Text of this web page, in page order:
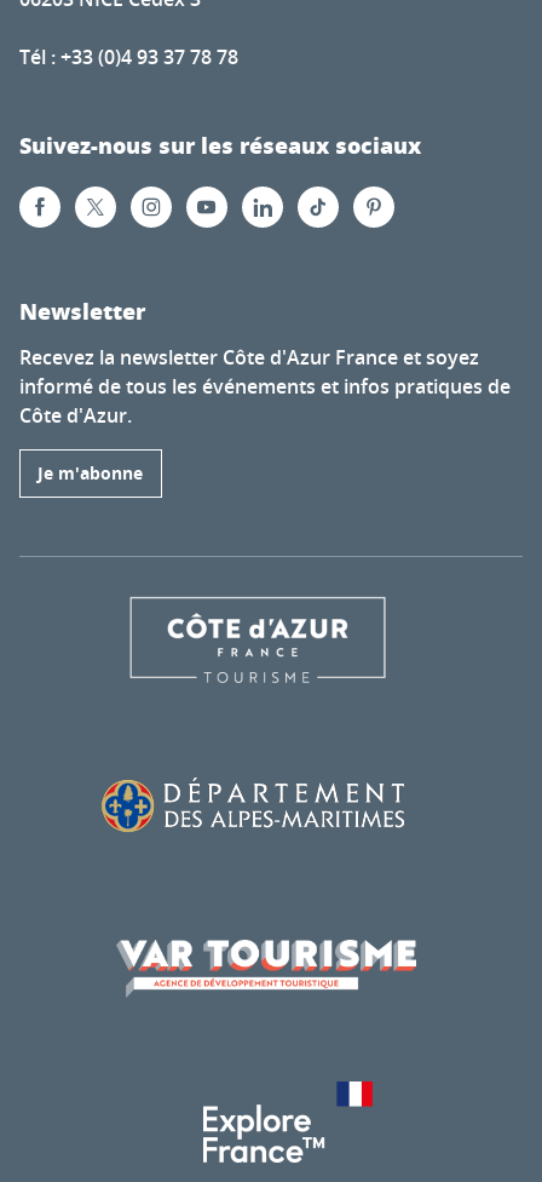
Tél : +33 (0)4 93 37 78 78
Suivez-nous sur les réseaux sociaux
Newsletter
Recevez la newsletter Côte d'Azur France et soyez
informé de tous les événements et infos pratiques de
Côte d'Azur.
Je m'abonne